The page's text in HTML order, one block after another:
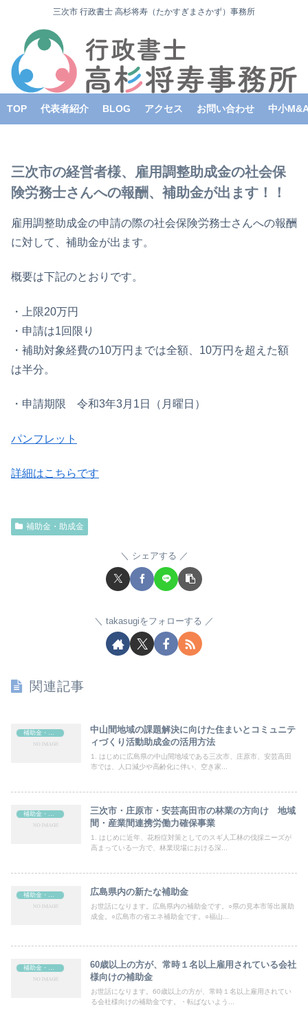
三次市 行政書士 高杉将寿（たかすぎまさかず）事務所
TOP 代表者紹介 BLOG アクセス お問い合わせ 中小
三次市の経営者様、雇用調整助成金の社会保
険労務士さんへの報酬、補助金が出ます！！
雇用調整助成金の申請の際の社会保険労務士さんへの報酬
に対して、補助金が出ます。
概要は下記のとおりです。
・上限20万円
・申請は1回限り
・補助対象経費の10万円までは全額、10万円を超えた額
は半分。
・申請期限 令和3年3月1日（月曜日）
パンフレット
詳細はこちらです
補助金・助成金
シェアする
takasugiをフォローする
関連記事
補助金・助成金
中山間地域の課題解決に向けた住まいとコミュニテ
ィづくり活動助成金の活用方法
1. はじめに広島県の中山間地域である三次市、庄原市、安芸高田
市では、人口減少や高齢化に伴い、空き家...
補助金・助成金
三次市・庄原市・安芸高田市の林業の方向け 地域
間・産業間連携労働力確保事業
1. はじめに近年、花粉症対策としてのスギ人工林の伐採ニーズが
高まっている一方で、林業現場における深...
補助金・助成金 広島県内の新たな補助金
お世話になります。広島県内の補助金です。○県の見本市等出展助
成金。○広島市の省エネ補助金です。○福山...
60歳以上の方が、常時１名以上雇用されている会社
様向けの補助金
お世話になります。60歳以上の方が、常時１名以上雇用されてい
る会社様向けの補助金です。・転ばないよう...